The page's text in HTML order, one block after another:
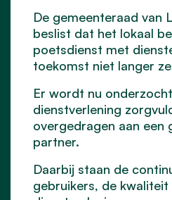
De gemeenteraad van
beslist dat het lokaal
poetsdienst met
toekomst niet langer
Er wordt nu
dienstverlening
overgedragen aan een
partner.
Daarbij staan de
gebruikers, de kwaliteit